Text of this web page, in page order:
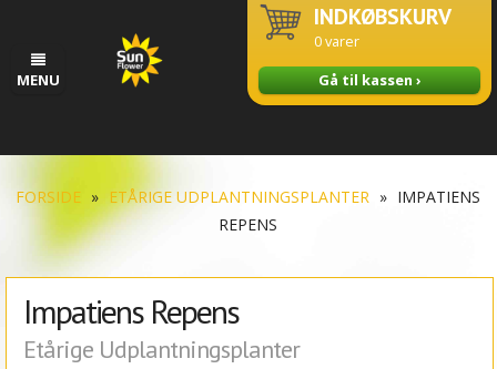
MENU
INDKØBSKURV
0varer
Gå til kassen ›
FORSIDE » ETÅRIGE UDPLANTNINGSPLANTER » IMPATIENS
REPENS
Impatiens Repens
Etårige Udplantningsplanter